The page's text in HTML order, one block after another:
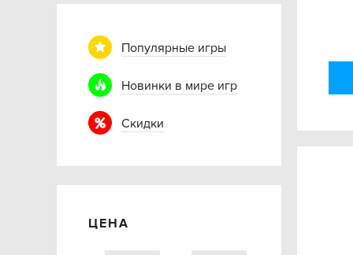
Популярные игры
Новинки в мире игр
Скидки
ЦЕНА